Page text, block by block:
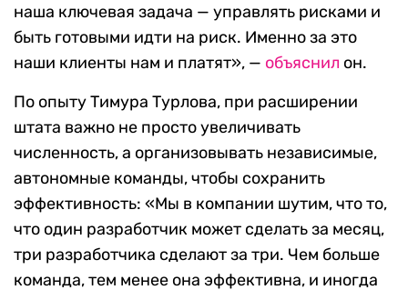
наша ключевая задача — управлять рисками и
быть готовыми идти на риск. Именно за это
наши клиенты нам и платят», — объяснил он.
По опыту Тимура Турлова, при расширении
штата важно не просто увеличивать
численность, а организовывать независимые,
автономные команды, чтобы сохранить
эффективность: «Мы в компании шутим, что то,
что один разработчик может сделать за месяц,
три разработчика сделают за три. Чем больше
команда, тем менее она эффективна, и иногда